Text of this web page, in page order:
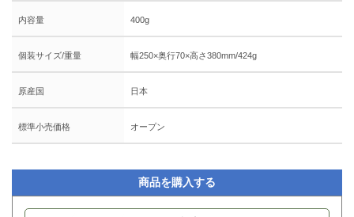
内容量 400g
個装サイズ/重量 幅250×奥行70×高さ380mm/424g
原産国 日本
標準小売価格 オープン
商品を購入する